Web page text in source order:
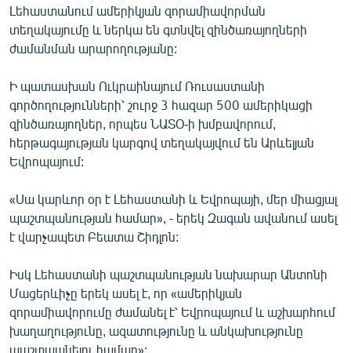
ՏԵՍԱՆՅՈՒԹԵՐ
ԲԱՆԱՎԵՃ
ՓՈԴՔԱՍԹ
Հայերեն
Русский
ՀԵՏԵՎԵՔ ՄԵԶ
Լեհաստանում ամերիկյան զորամիավորման
տեղակայումը և ներկա են գտնվել զինծառայողների
ժամանման արարողությանը:
Ի պատասխան Ուկրաինայում Ռուսաստանի
գործողությունների՝ շուրջ 3 հազար 500 ամերիկացի
զինծառայողներ, որպես ՆԱՏՕ-ի խմբավորում,
հերթագայության կարգով տեղակայվում են Արևելյան
Եվրոպայում:
«Սա կարևոր օր է Լեհաստանի և Եվրոպայի, մեր միացյալ
պաշտպանության համար», - երեկ Զագան ավանում ասել
է վարչապետ Բեատա Շիդլոն:
Իսկ Լեհաստանի պաշտպանության նախարար Անտոնի
Մացերևիչը երեկ ասել է, որ «ամերիկյան
զորամիավորումը ժամանել է՝ Եվրոպայում և աշխարհում
խաղաղությունը, ազատությունը և անկախությունը
պաշտպանելու համար»: